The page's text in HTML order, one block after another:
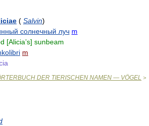
( Salvin)
солнечный луч m
[Alicia’s] sunbeam
m
DER TIERISCHEN NAMEN — VÖGEL >